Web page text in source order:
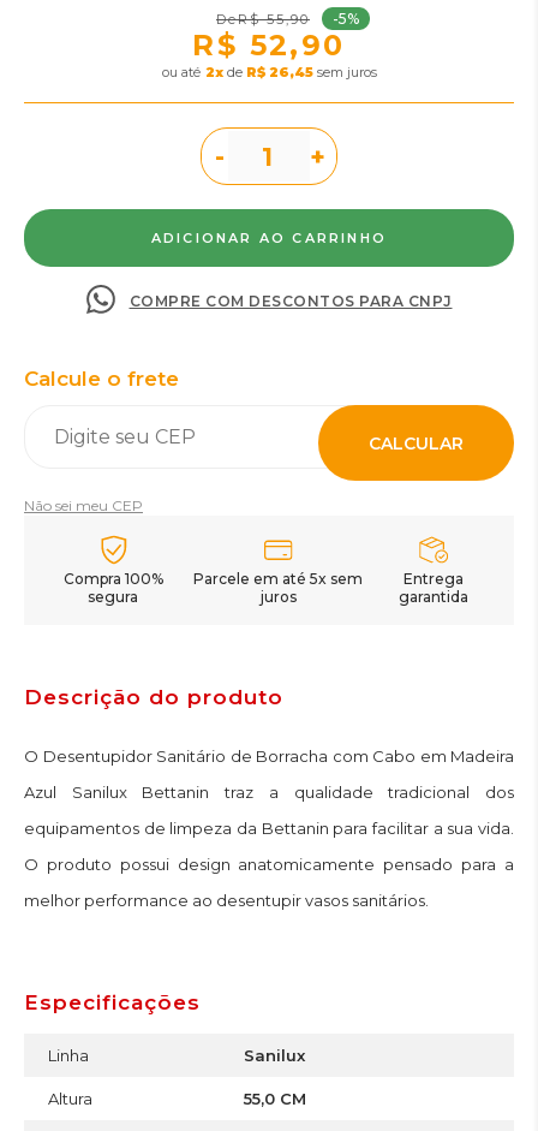
R$ 55,90 -5%
R$ 52,90
ou 2xde R$ 26,45sem juros
- +
COMPRE COM DESCONTOS PARA CNPJ
Calcule o frete
CALCULAR
Não sei meu CEP
Compra 100%
segura
Parcele em até 5x sem
juros
Entrega
garantida
Descrição do produto
O Desentupidor Sanitário de Borracha com Cabo em Madeira
Azul Sanilux Bettanin traz a qualidade tradicional dos
equipamentos de limpeza da Bettanin para facilitar a sua vida.
O produto possui design anatomicamente pensado para a
melhor performance ao desentupir vasos sanitários.
Especificações
Linha Sanilux
Altura 55,0 CM